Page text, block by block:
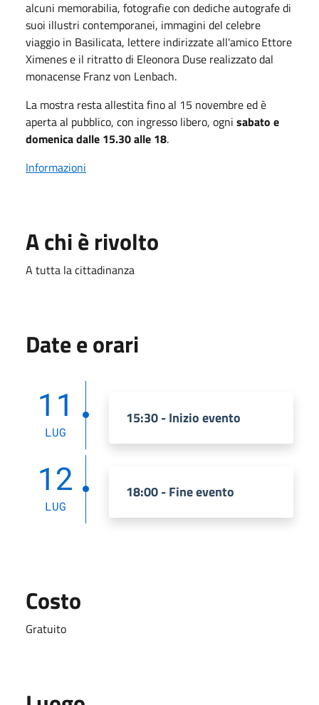
alcuni memorabilia, fotografie con dediche autografe di
suoi illustri contemporanei, immagini del celebre
viaggio in Basilicata, lettere indirizzate all'amico Ettore
Ximenes e il ritratto di Eleonora Duse realizzato dal
monacense Franz von Lenbach.
La mostra resta allestita fino al 15 novembre ed è
aperta al pubblico, con ingresso libero, ogni sabato e
domenica dalle 15.30 alle 18.
Informazioni
A chi è rivolto
A tutta la cittadinanza
Date e orari
11
LUG
15:30 - Inizio evento
12
LUG
18:00 - Fine evento
Costo
Gratuito